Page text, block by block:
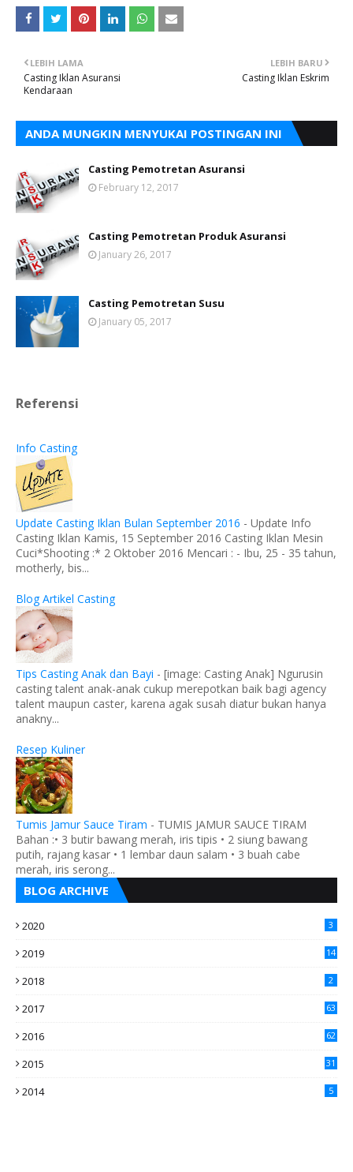
LEBIH BARU
Casting Iklan Eskrim
LEBIH LAMA
Casting Iklan Asuransi
Kendaraan
ANDA MUNGKIN MENYUKAI POSTINGAN INI
Casting Pemotretan Asuransi
February 12, 2017
Casting Pemotretan Produk Asuransi
January 26, 2017
Casting Pemotretan Susu
January 05, 2017
Referensi
Info Casting
Update Casting Iklan Bulan September 2016 - Update Info
Casting Iklan Kamis, 15 September 2016 Casting Iklan Mesin
Cuci*Shooting :* 2 Oktober 2016 Mencari : - Ibu, 25 - 35 tahun,
motherly, bis...
Blog Artikel Casting
Tips Casting Anak dan Bayi - [image: Casting Anak] Ngurusin
casting talent anak-anak cukup merepotkan baik bagi agency
talent maupun caster, karena agak susah diatur bukan hanya
anakny...
Resep Kuliner
Tumis Jamur Sauce Tiram - TUMIS JAMUR SAUCE TIRAM
Bahan :• 3 butir bawang merah, iris tipis • 2 siung bawang
putih, rajang kasar • 1 lembar daun salam • 3 buah cabe
merah, iris serong...
BLOG ARCHIVE
2020 3
2019 14
2018 2
2017 63
2016
62
2015
31
2014 5